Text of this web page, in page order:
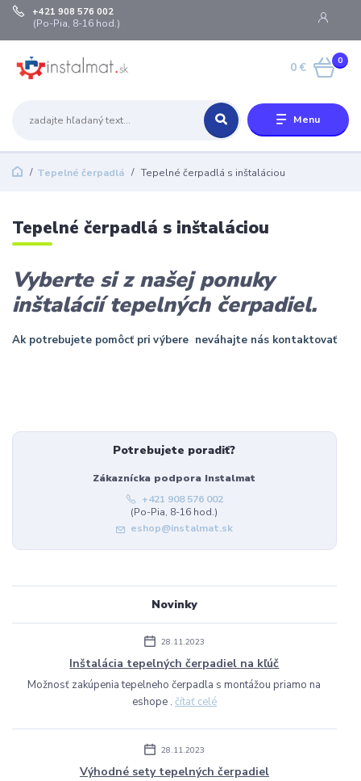
Menu
+421 908 576 002
(Po-Pia, 8-16 hod.)
0
0 €
Tepelné čerpadlá Tepelné čerpadlá s inštaláciou
Tepelné čerpadlá s inštaláciou
Vyberte si z našej ponuky
inštalácií tepelných čerpadiel.
Ak potrebujete pomôcť pri výbere neváhajte nás kontaktovať
Potrebujete poradiť?
Zákaznícka podpora Instalmat
+421 908 576 002
(Po-Pia, 8-16 hod.)
eshop@instalmat.sk
Novinky
28.11.2023
Inštalácia tepelných čerpadiel na kľúč
Možnosť zakúpenia tepelneho čerpadla s montážou priamo na
eshope . čítať celé
28.11.2023
Výhodné sety tepelných čerpadiel